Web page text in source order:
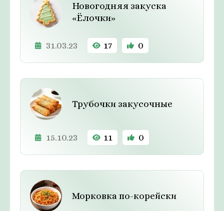
Новогодняя закуска
«Ёлочки»
31.03.23 17 0
Трубочки закусочные
15.10.23 11 0
Морковка по-корейски